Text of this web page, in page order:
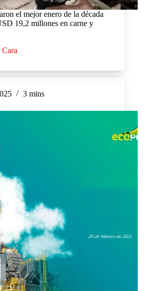
el mejor enero de la década
19,2 millones en carne y
3 mins